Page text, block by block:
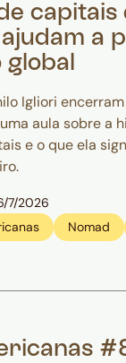
capitais
a
Igliori
aula sobre a
e o que ela
7/2026
Nomad